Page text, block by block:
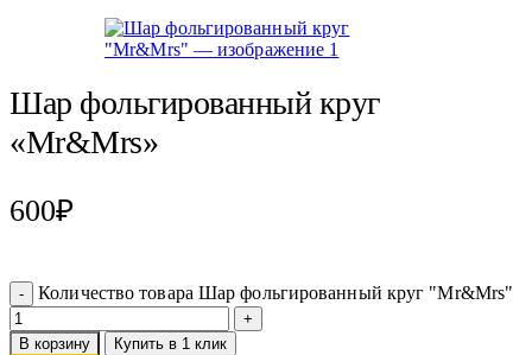
Шар фольгированный круг
«Mr&Mrs»
600₽
Количество товара Шар фольгированный круг "Mr&Mrs"
В корзину Купить в 1 клик